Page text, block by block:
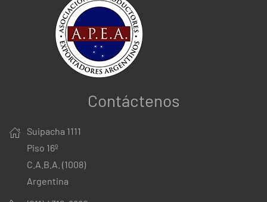
Contáctenos
Suipacha 1111
Piso 16º
C.A.B.A. (1008)
Argentina